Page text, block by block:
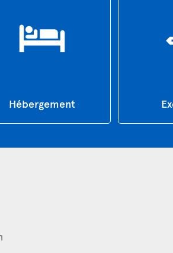
Hébergement